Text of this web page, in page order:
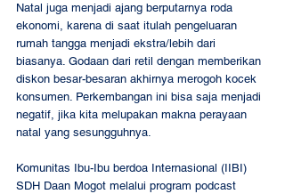
Natal juga menjadi ajang berputarnya roda
ekonomi, karena di saat itulah pengeluaran
rumah tangga menjadi ekstra/lebih dari
biasanya. Godaan dari retil dengan memberikan
diskon besar-besaran akhirnya merogoh kocek
konsumen. Perkembangan ini bisa saja menjadi
negatif, jika kita melupakan makna perayaan
natal yang sesungguhnya.
Komunitas Ibu-Ibu berdoa Internasional (IIBI)
SDH Daan Mogot melalui program podcast